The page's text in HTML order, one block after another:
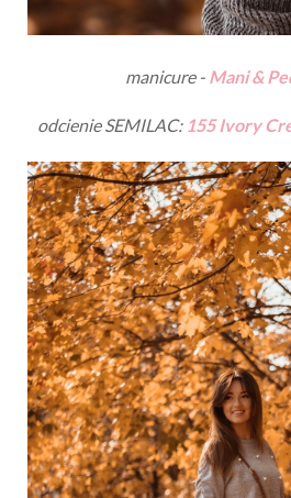
manicure - Mani &
odcienie SEMILAC: 155 Ivory